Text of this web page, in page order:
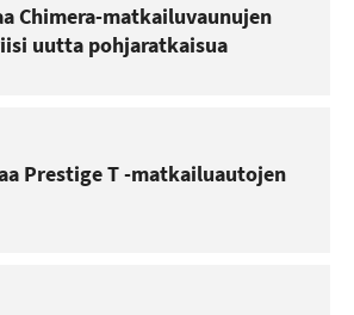
Chimera-matkailuvaunujen
uutta pohjaratkaisua
Prestige T -matkailuautojen